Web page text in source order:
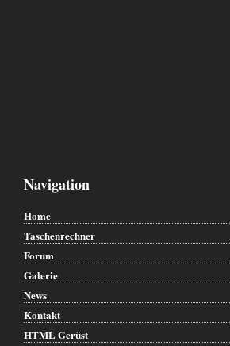
Navigation
Home
Taschenrechner
Forum
Galerie
News
Kontakt
HTML Gerüst